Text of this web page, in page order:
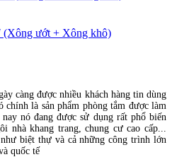
(Xông ướt + Xông khô)
càng được nhiều khách hàng tin dùng
chính là sản phẩm phòng tắm được làm
nó đang được sử dụng rất phổ biến
nhà khang trang, chung cư cao cấp...
biệt thự và cả những công trình lớn
quốc tế